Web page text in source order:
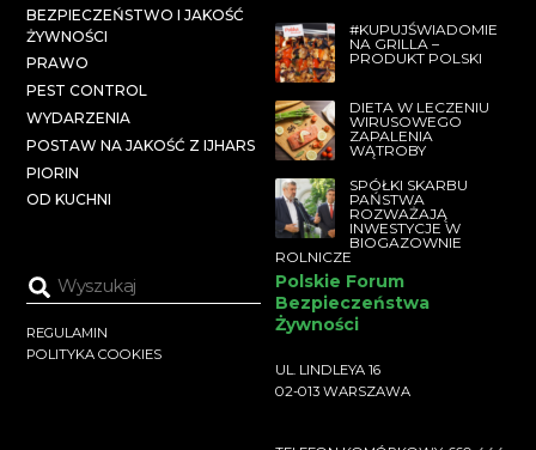
BEZPIECZEŃSTWO I JAKOŚĆ
ŻYWNOŚCI
PRAWO
PEST CONTROL
WYDARZENIA
POSTAW NA JAKOŚĆ Z IJHARS
PIORIN
OD KUCHNI
#KUPUJŚWIADOMIE
NA GRILLA –
PRODUKT POLSKI
DIETA W LECZENIU
WIRUSOWEGO
ZAPALENIA
WĄTROBY
SPÓŁKI SKARBU
PAŃSTWA
ROZWAŻAJĄ
INWESTYCJE W
BIOGAZOWNIE
ROLNICZE
REGULAMIN
POLITYKA COOKIES
Polskie Forum
Bezpieczeństwa
Żywności
UL. LINDLEYA 16
02-013 WARSZAWA